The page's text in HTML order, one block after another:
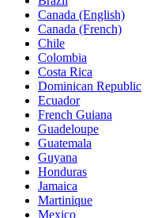
Canada (English)
Canada (French)
Chile
Colombia
Costa Rica
Dominican Republic
Ecuador
French Guiana
Guadeloupe
Guatemala
Guyana
Honduras
Jamaica
Martinique
Mexico